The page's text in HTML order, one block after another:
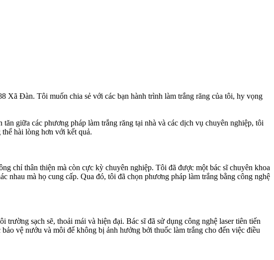
Xã Đàn. Tôi muốn chia sẻ với các bạn hành trình làm trắng răng của tôi, hy vọng
giữa các phương pháp làm trắng răng tại nhà và các dịch vụ chuyên nghiệp, tôi
hài lòng hơn với kết quả.
chỉ thân thiện mà còn cực kỳ chuyên nghiệp. Tôi đã được một bác sĩ chuyên khoa
mà họ cung cấp. Qua đó, tôi đã chọn phương pháp làm trắng bằng công nghệ
sạch sẽ, thoải mái và hiện đại. Bác sĩ đã sử dụng công nghệ laser tiên tiến
vệ nướu và môi để không bị ảnh hưởng bởi thuốc làm trắng cho đến việc điều